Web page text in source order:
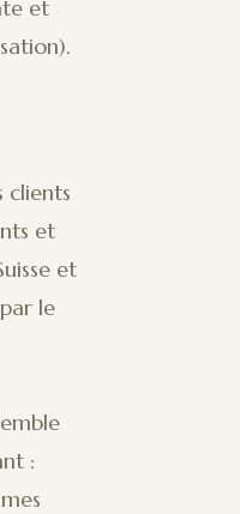
et
clients
et
et
le
: